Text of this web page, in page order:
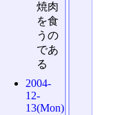
焼肉
を食
うの
であ
る
2004-
12-
13(Mon)